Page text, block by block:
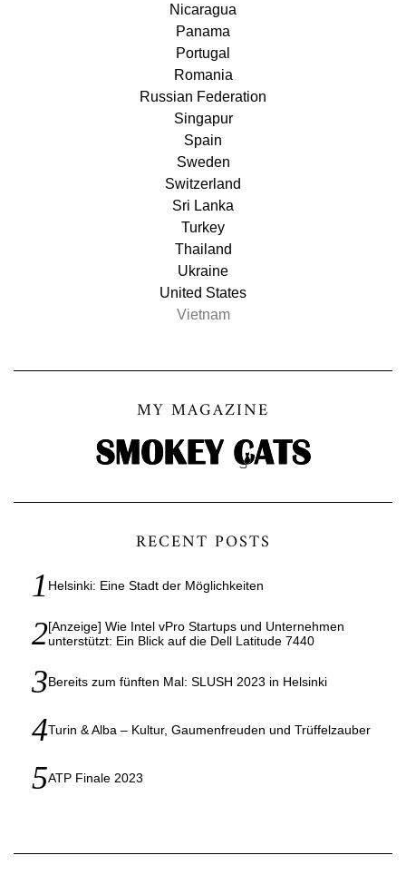
Nicaragua
Panama
Portugal
Romania
Russian Federation
Singapur
Spain
Sweden
Switzerland
Sri Lanka
Turkey
Thailand
Ukraine
United States
Vietnam
MY MAGAZINE
RECENT POSTS
Helsinki: Eine Stadt der Möglichkeiten
[Anzeige] Wie Intel vPro Startups und Unternehmen
unterstützt: Ein Blick auf die Dell Latitude 7440
Bereits zum fünften Mal: SLUSH 2023 in Helsinki
Turin & Alba – Kultur, Gaumenfreuden und Trüffelzauber
ATP Finale 2023